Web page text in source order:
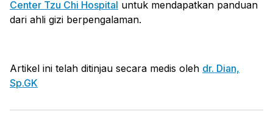
Center Tzu Chi Hospital untuk mendapatkan panduan
dari ahli gizi berpengalaman.
Artikel ini telah ditinjau secara medis oleh dr. Dian,
Sp.GK